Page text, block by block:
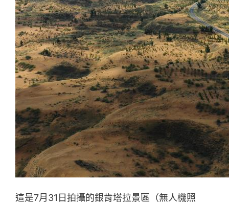
這是7月31日拍攝的銀肯塔拉景區（無人機照